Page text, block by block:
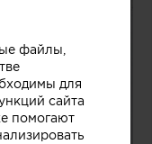
файлы,
для
сайта
помогают